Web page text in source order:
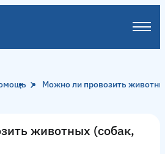
Можно ли провозить
животных (собак,